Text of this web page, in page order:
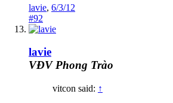
lavie, 6/3/12
#92
lavie
VĐV Phong Trào
vitcon said: ↑